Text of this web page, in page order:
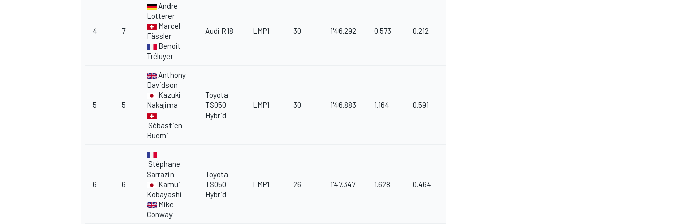
4 7
Andre
Lotterer
Marcel
Fässler
Benoit
Tréluyer
Audi R18 LMP1 30 1'46.292 0.573 0.212
5 5
Anthony
Davidson
Kazuki
Nakajima
Sébastien
Buemi
Toyota
TS050
Hybrid
LMP1 30 1'46.883 1.164 0.591
6 6
Stéphane
Sarrazin
Kamui
Kobayashi
Mike
Conway
Toyota
TS050
Hybrid
LMP1 26 1'47.347 1.628 0.464